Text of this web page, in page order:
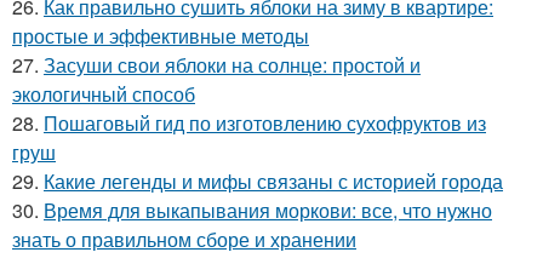
26. Как правильно сушить яблоки на зиму в квартире:
простые и эффективные методы
27. Засуши свои яблоки на солнце: простой и
экологичный способ
28. Пошаговый гид по изготовлению сухофруктов из
груш
29. Какие легенды и мифы связаны с историей города
30. Время для выкапывания моркови: все, что нужно
знать о правильном сборе и хранении